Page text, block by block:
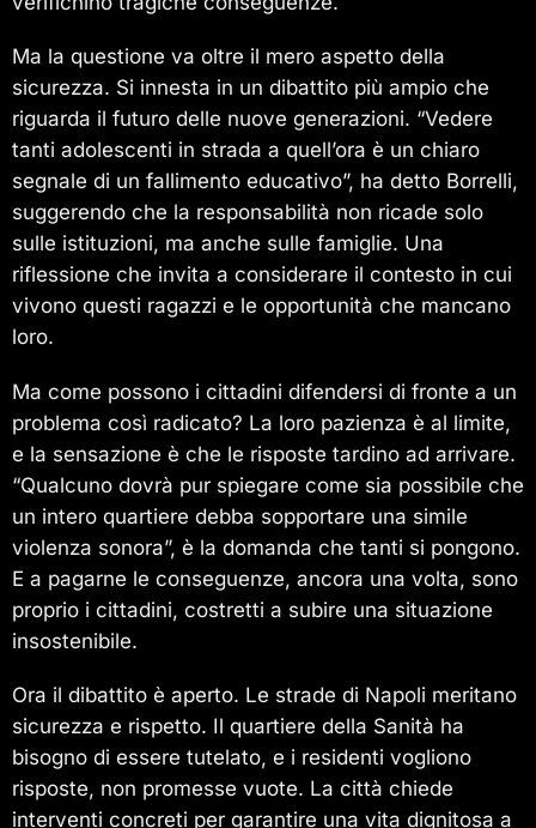
Ma la questione va oltre il mero aspetto della
sicurezza. Si innesta in un dibattito più ampio che
riguarda il futuro delle nuove generazioni. “Vedere
tanti adolescenti in strada a quell’ora è un chiaro
segnale di un fallimento educativo”, ha detto Borrelli,
suggerendo che la responsabilità non ricade solo
sulle istituzioni, ma anche sulle famiglie. Una
riflessione che invita a considerare il contesto in cui
vivono questi ragazzi e le opportunità che mancano
loro.
Ma come possono i cittadini difendersi di fronte a un
problema così radicato? La loro pazienza è al limite,
e la sensazione è che le risposte tardino ad arrivare.
“Qualcuno dovrà pur spiegare come sia possibile che
un intero quartiere debba sopportare una simile
violenza sonora”, è la domanda che tanti si pongono.
E a pagarne le conseguenze, ancora una volta, sono
proprio i cittadini, costretti a subire una situazione
insostenibile.
Ora il dibattito è aperto. Le strade di Napoli meritano
sicurezza e rispetto. Il quartiere della Sanità ha
bisogno di essere tutelato, e i residenti vogliono
risposte, non promesse vuote. La città chiede
interventi concreti per garantire una vita dignitosa a